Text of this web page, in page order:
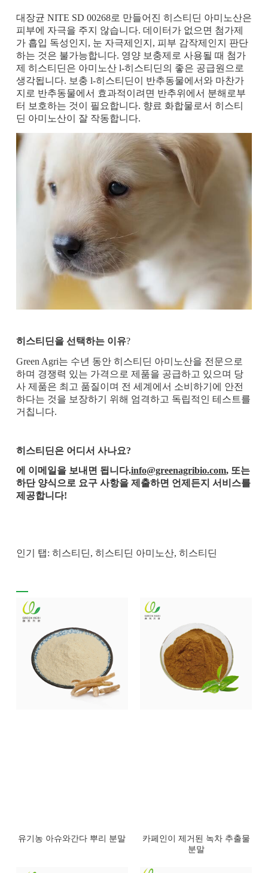
대장균 NITE SD 00268로 만들어진 히스티딘 아미노산은
피부에 자극을 주지 않습니다. 데이터가 없으면 첨가제
가 흡입 독성인지, 눈 자극제인지, 피부 감작제인지 판단
하는 것은 불가능합니다. 영양 보충제로 사용될 때 첨가
제 히스티딘은 아미노산 l-히스티딘의 좋은 공급원으로
생각됩니다. 보충 l-히스티딘이 반추동물에서와 마찬가
지로 반추동물에서 효과적이려면 반추위에서 분해로부
터 보호하는 것이 필요합니다. 향료 화합물로서 히스티
딘 아미노산이 잘 작동합니다.
히스티딘을 선택하는 이유?
Green Agri는 수년 동안 히스티딘 아미노산을 전문으로
하며 경쟁력 있는 가격으로 제품을 공급하고 있으며 당
사 제품은 최고 품질이며 전 세계에서 소비하기에 안전
하다는 것을 보장하기 위해 엄격하고 독립적인 테스트를
거칩니다.
히스티딘은 어디서 사나요?
에 이메일을 보내면 됩니다.info@greenagribio.com, 또는
하단 양식으로 요구 사항을 제출하면 언제든지 서비스를
제공합니다!
인기 탭: 히스티딘, 히스티딘 아미노산, 히스티딘
유기농 아슈와간다 뿌리 분말
카페인이 제거된 녹차 추출물
분말